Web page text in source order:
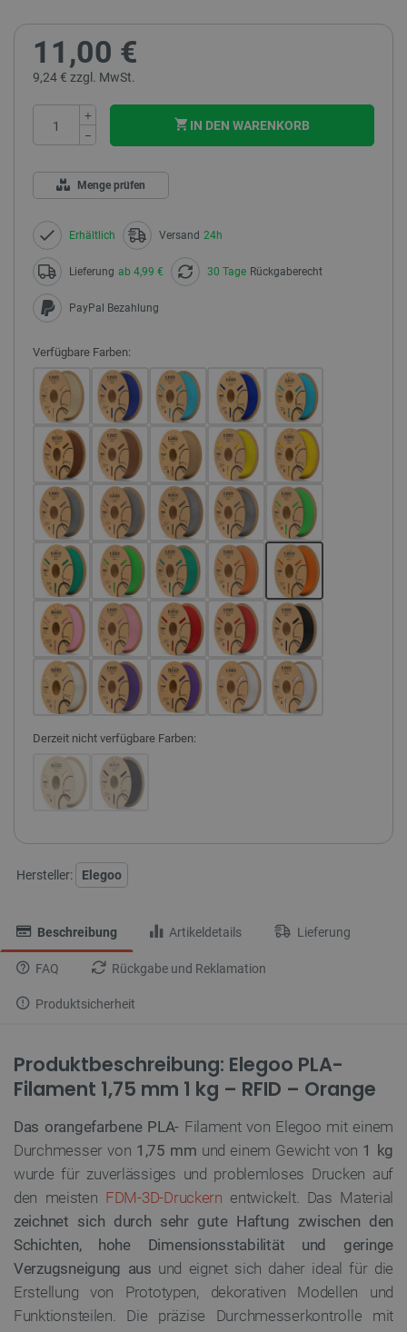
11,00 €
9,24 € zzgl. MwSt.
+
−
IN DEN WARENKORB
Menge prüfen
Erhältlich Versand 24h
Lieferung ab 4,99 € 30 Tage Rückgaberecht
PayPal Bezahlung
Verfügbare Farben:
Derzeit nicht verfügbare Farben:
Hersteller: Elegoo
Beschreibung Artikeldetails Lieferung
FAQ Rückgabe und Reklamation
Produktsicherheit
Produktbeschreibung: Elegoo PLA-
Filament 1,75 mm 1 kg – RFID – Orange
Das orangefarbene PLA- Filament von Elegoo mit einem
Durchmesser von 1,75 mm und einem Gewicht von 1 kg
wurde für zuverlässiges und problemloses Drucken auf
den meisten FDM-3D-Druckern entwickelt. Das Material
zeichnet sich durch sehr gute Haftung zwischen den
Schichten, hohe Dimensionsstabilität und geringe
Verzugsneigung aus und eignet sich daher ideal für die
Erstellung von Prototypen, dekorativen Modellen und
Funktionsteilen. Die präzise Durchmesserkontrolle mit